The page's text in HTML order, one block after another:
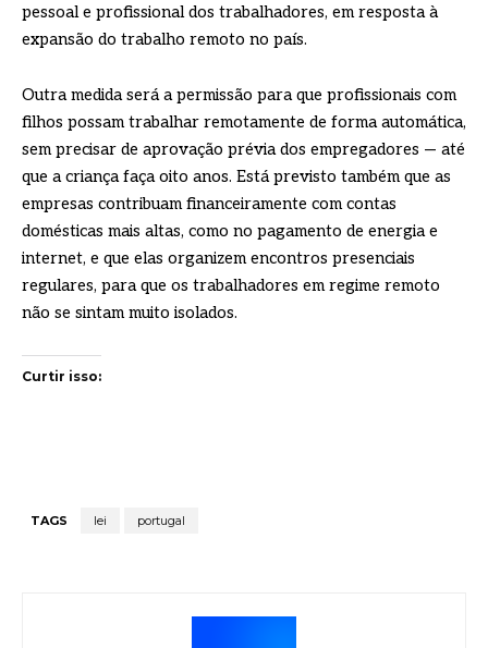
pessoal e profissional dos trabalhadores, em resposta à
expansão do trabalho remoto no país.
Outra medida será a permissão para que profissionais com
filhos possam trabalhar remotamente de forma automática,
sem precisar de aprovação prévia dos empregadores — até
que a criança faça oito anos. Está previsto também que as
empresas contribuam financeiramente com contas
domésticas mais altas, como no pagamento de energia e
internet, e que elas organizem encontros presenciais
regulares, para que os trabalhadores em regime remoto
não se sintam muito isolados.
Curtir isso:
TAGS lei portugal